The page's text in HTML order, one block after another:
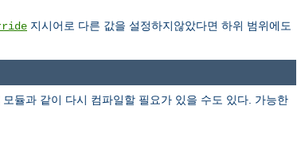
지시어로 다른 값을 설정하지않았다면 하위 범위에도
듈과 같이 다시 컴파일할 필요가 있을 수도 있다. 가능한